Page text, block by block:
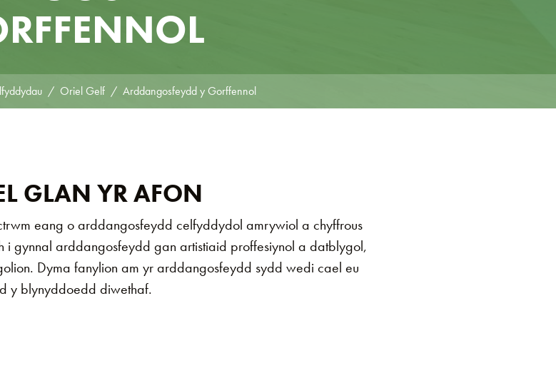
Oriel Gelf Arddangosfeydd y Gorffennol
GLAN YR AFON
eang o arddangosfeydd celfyddydol amrywiol a chyffrous
gynnal arddangosfeydd gan artistiaid proffesiynol a datblygol,
Dyma fanylion am yr arddangosfeydd sydd wedi cael eu
y blynyddoedd diwethaf.